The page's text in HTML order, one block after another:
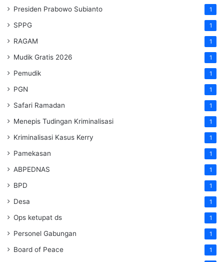
Presiden Prabowo Subianto 1
SPPG 1
RAGAM 1
Mudik Gratis 2026 1
Pemudik 1
PGN 1
Safari Ramadan 1
Menepis Tudingan Kriminalisasi 1
Kriminalisasi Kasus Kerry 1
Pamekasan 1
ABPEDNAS 1
BPD 1
Desa 1
Ops ketupat ds 1
Personel Gabungan 1
Board of Peace 1